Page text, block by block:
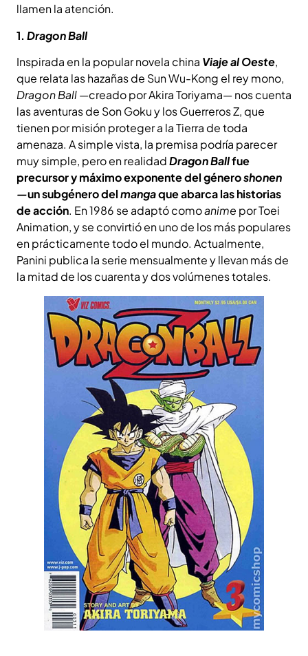
llamen la atención.
1. Dragon Ball
Inspirada en la popular novela china Viaje al Oeste,
que relata las hazañas de Sun Wu-Kong el rey mono,
Dragon Ball—creado por Akira Toriyama— nos cuenta
las aventuras de Son Goku y los Guerreros Z, que
tienen por misión proteger a la Tierra de toda
amenaza. A simple vista, la premisa podría parecer
muy simple, pero en realidadDragon Ballfue
precursor y máximo exponente del géneroshonen
—un subgénero delmangaque abarca las historias
de acción. En 1986 se adaptó comoanime por Toei
Animation, y se convirtió en uno de los más populares
en prácticamente todo el mundo. Actualmente,
Panini publica la serie mensualmente y llevan más de
la mitad de los cuarenta y dos volúmenes totales.